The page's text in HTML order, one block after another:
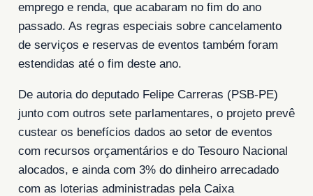
emprego e renda, que acabaram no fim do ano
passado. As regras especiais sobre cancelamento
de serviços e reservas de eventos também foram
estendidas até o fim deste ano.
De autoria do deputado Felipe Carreras (PSB-PE)
junto com outros sete parlamentares, o projeto prevê
custear os benefícios dados ao setor de eventos
com recursos orçamentários e do Tesouro Nacional
alocados, e ainda com 3% do dinheiro arrecadado
com as loterias administradas pela Caixa